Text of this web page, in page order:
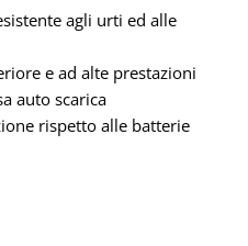
agli urti ed alle
e ad alte prestazioni
auto scarica
rispetto alle batterie